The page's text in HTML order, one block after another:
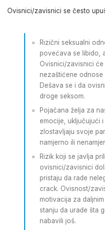
Ovisnici/zavisnici se često
Rizični seksualni
povećava se libido,
Ovisnici/zavisnici
nezaštićene odnose
Dešava se i da
droge seksom.
Pojačana želja za
emocije, uključujući
zlostavljaju svoje
namjerno ili
Rizik koji se javlja
ovisnici/zavisnici
pristaju da rade
crack. Ovisnost/
motivacija za
stanju da urade šta
nabavili još.